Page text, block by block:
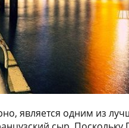
является одним из